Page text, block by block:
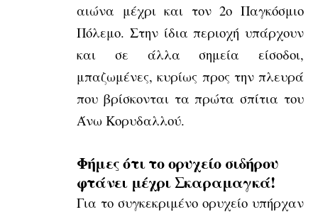
αιώνα μέχρι και τον 2ο Παγκόσμιο
Πόλεμο. Στην ίδια περιοχή υπάρχουν
και σε άλλα σημεία είσοδοι,
μπαζωμένες, κυρίως προς την πλευρά
που βρίσκονται τα πρώτα σπίτια του
Άνω Κορυδαλλού.
Φήμες ότι το ορυχείο σιδήρου
φτάνει μέχρι Σκαραμαγκά!
Για το συγκεκριμένο ορυχείο υπήρχαν